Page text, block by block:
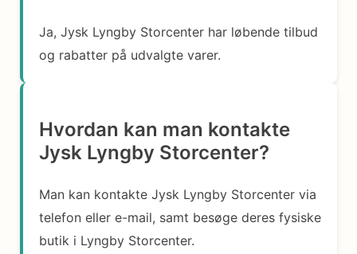
Ja, Jysk Lyngby Storcenter har løbende tilbud
og rabatter på udvalgte varer.
Hvordan kan man kontakte
Jysk Lyngby Storcenter?
Man kan kontakte Jysk Lyngby Storcenter via
telefon eller e-mail, samt besøge deres fysiske
butik i Lyngby Storcenter.